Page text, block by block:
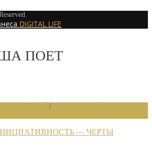
DIGITAL LIFE
ПОЕТ
/
— ЧЕРТЫ